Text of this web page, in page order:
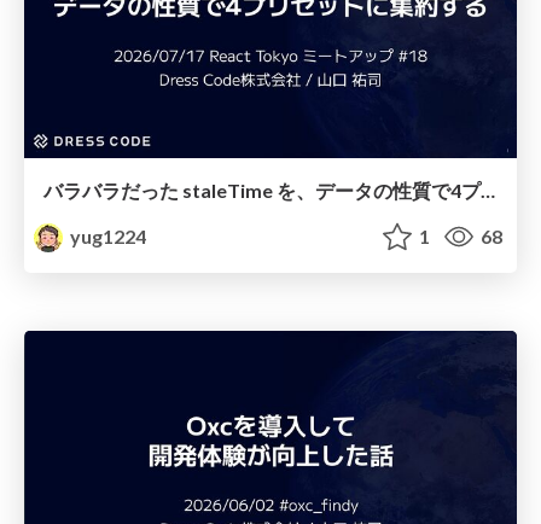
バラバラだった staleTime を、データの性質で4プリセットに集約する
yug1224
1 68